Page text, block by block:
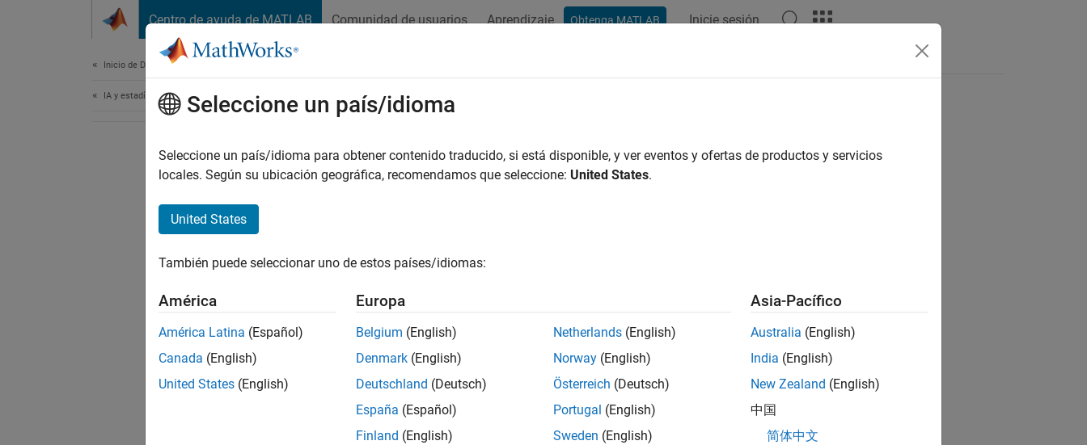
Centro de ayuda de MATLAB Comunidad de usuarios Aprendizaje Obtenga MATLAB Inicie sesión
Inicio de Documentación
IA y estadística
¿Qué tan útil fue esta traducción?
Seleccione un país/idioma
Seleccione un país/idioma para obtener contenido traducido, si está disponible, y ver eventos y ofertas de productos y servicios
locales. Según su ubicación geográfica, recomendamos que seleccione: United States.
United States
También puede seleccionar uno de estos países/idiomas:
América
América Latina (Español)
Canada (English)
United States (English)
Europa
Belgium (English)
Denmark (English)
Deutschland (Deutsch)
España (Español)
Finland (English)
Netherlands (English)
Norway (English)
Österreich (Deutsch)
Portugal (English)
Sweden (English)
Asia-Pacífico
Australia (English)
India (English)
New Zealand (English)
中国
简体中文